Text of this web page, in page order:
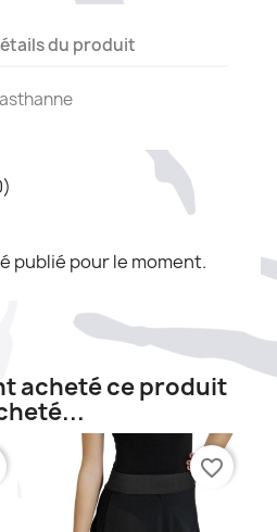
du produit
publié pour le moment.
acheté ce produit
favorite_border